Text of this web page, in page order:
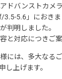
ドバンストカメ
3.5-5.6」におき
判明しました。
と対応につきご案
には、多大なる
し上げます。